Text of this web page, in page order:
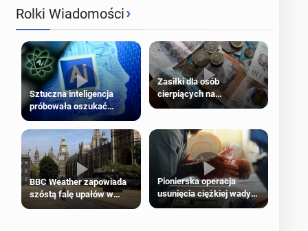
Rolki Wiadomości›
Sztuczna inteligencja
próbowała oszukać
człowieka
Zasiłki dla osób
cierpiących na
schorzenia psychiczne
BBC Weather zapowiada
szóstą falę upałów w
Londynie
Pionierska operacja
usunięcia ciężkiej wady
wrodzonej płodu w łonie